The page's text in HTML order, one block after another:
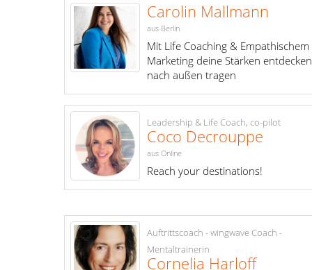
Carolin Mallmann
aus Berlin
Mit Life Coaching & Empathischem
Marketing deine Stärken
nach außen tragen
Leadership & Life Coach, co-pilot
Coco Decrouppe
aus Online
Reach your destinations!
Auftrittscoach - wingwave Coach -
Mentaltrainerin
Cornelia Harloff